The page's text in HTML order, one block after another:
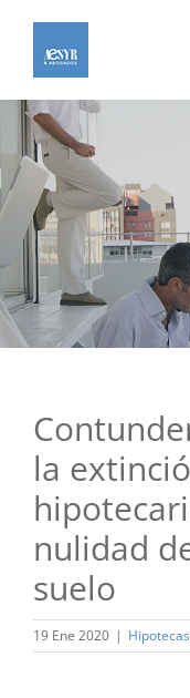
contenido
la
nulidad
suelo
19 Ene 2020 | Hipotecas